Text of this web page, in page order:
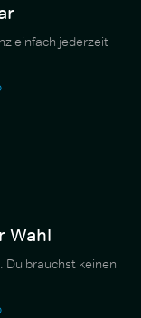
einfach jederzeit
Wahl
Du brauchst keinen